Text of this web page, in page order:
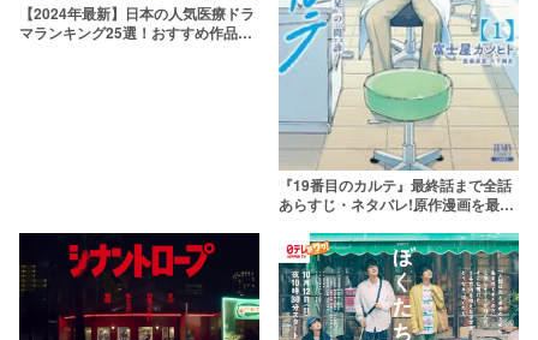
【2024年最新】日本の人気医療ドラ
マランキング25選！おすすめ作品を
『19番目のカルテ』最終話まで全話
あらすじ・ネタバレ!原作漫画を最新